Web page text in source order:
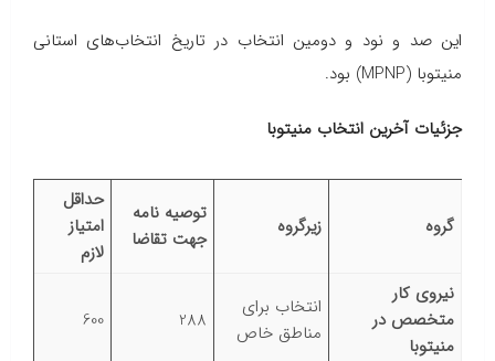
این صد و نود و دومین انتخاب در تاریخ انتخاب‌های استانی
منیتوبا (MPNP) بود.
جزئیات آخرین انتخاب منیتوبا
گروه زیرگروه
توصیه نامه
جهت تقاضا
حداقل
امتیاز
لازم
نیروی کار
متخصص در
منیتوبا
انتخاب برای
مناطق خاص
288
600